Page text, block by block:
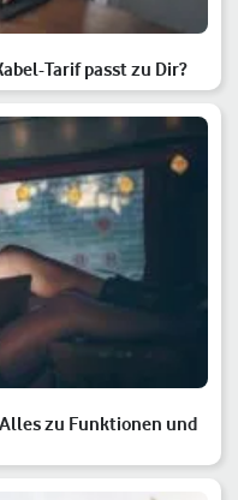
Tarif passt zu Dir?
zu Funktionen und